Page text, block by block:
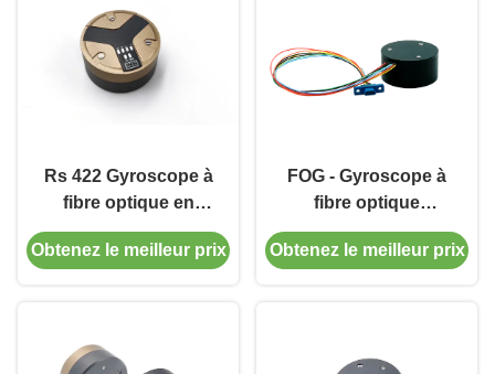
Rs 422 Gyroscope à
fibre optique en
boucle ouverte,
capteur de vitesse
Obtenez le meilleur prix
FOG - Gyroscope à
fibre optique
Fizoptika VG1703 -
Capteur de vitesse
Obtenez le meilleur prix